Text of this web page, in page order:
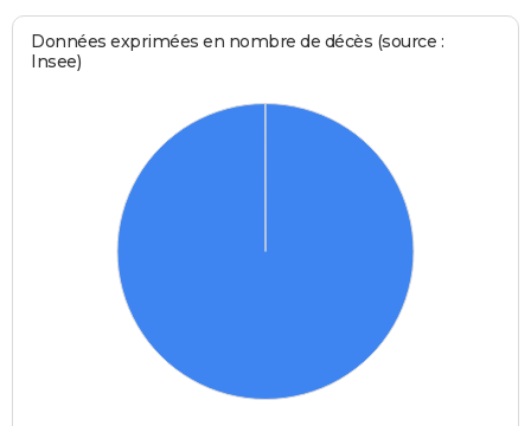
Données exprimées en nombre de décès (source :
Insee)